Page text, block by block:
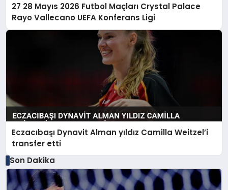
27 28 Mayıs 2026 Futbol Maçları Crystal Palace
Rayo Vallecano UEFA Konferans Ligi
Eczacıbaşı Dynavit Alman yıldız Camilla Weitzel’i
transfer etti
Son Dakika